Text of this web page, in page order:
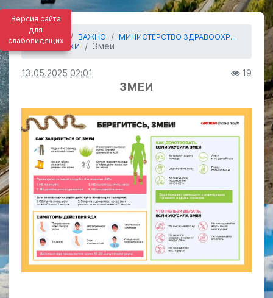
Версия сайта
для
слабовидящих
ВАЖНО
МИНИСТЕРСТВО ЗДРАВООХР...
ПАМЯТКИ
Змеи
13.05.2025 02:01 19
ЗМЕИ